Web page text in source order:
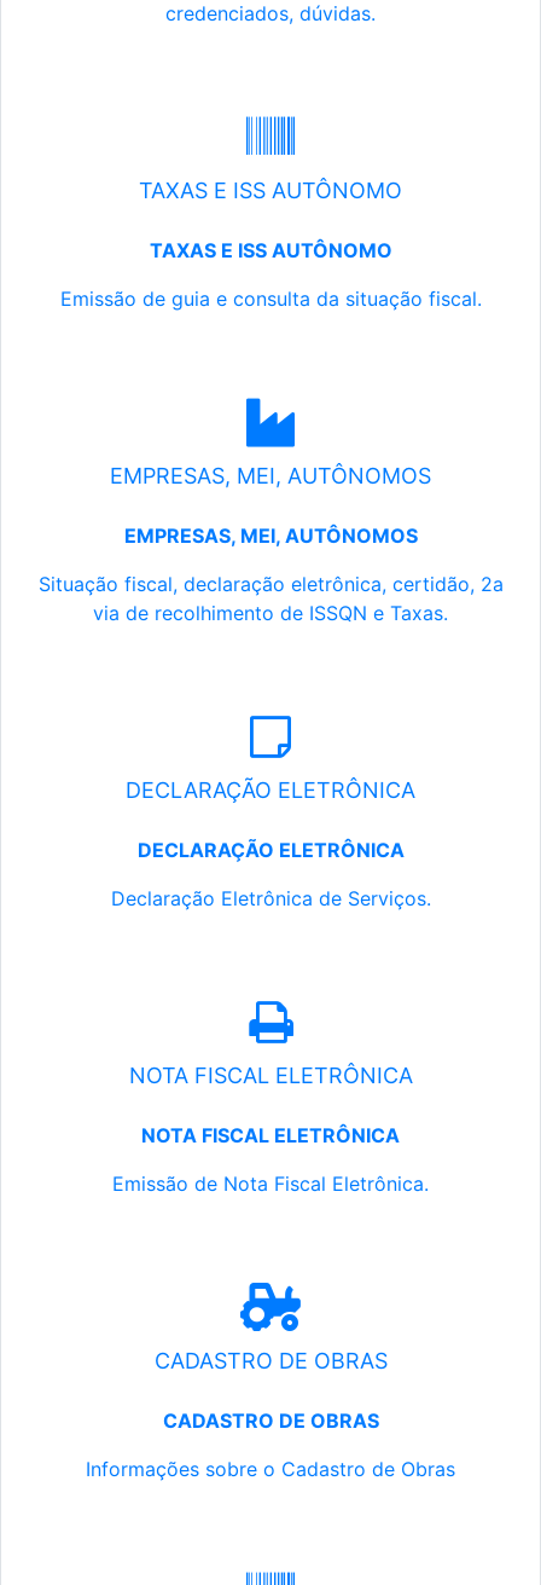
credenciados, dúvidas.
TAXAS E ISS AUTÔNOMO
TAXAS E ISS AUTÔNOMO
Emissão de guia e consulta da situação fiscal.
EMPRESAS, MEI, AUTÔNOMOS
EMPRESAS, MEI, AUTÔNOMOS
Situação fiscal, declaração eletrônica, certidão, 2a
via de recolhimento de ISSQN e Taxas.
DECLARAÇÃO ELETRÔNICA
DECLARAÇÃO ELETRÔNICA
Declaração Eletrônica de Serviços.
NOTA FISCAL ELETRÔNICA
NOTA FISCAL ELETRÔNICA
Emissão de Nota Fiscal Eletrônica.
CADASTRO DE OBRAS
CADASTRO DE OBRAS
Informações sobre o Cadastro de Obras